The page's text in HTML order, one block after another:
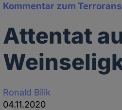
Kommentar zum
Attentat
Ronald Bilik
04.11.2020